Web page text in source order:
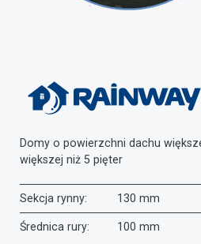
Domy o powierzchni dachu
większej niż 5 pięter
Sekcja rynny: 130 mm
Średnica rury: 100 mm